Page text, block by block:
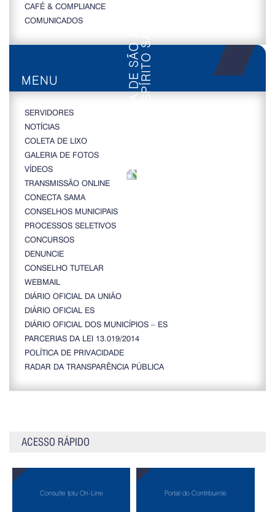
CAFÉ & COMPLIANCE
COMUNICADOS
MENU
SERVIDORES
NOTÍCIAS
COLETA DE LIXO
GALERIA DE FOTOS
VÍDEOS
TRANSMISSÃO ONLINE
CONECTA SAMA
CONSELHOS MUNICIPAIS
PROCESSOS SELETIVOS
CONCURSOS
DENUNCIE
CONSELHO TUTELAR
WEBMAIL
DIÁRIO OFICIAL DA UNIÃO
DIÁRIO OFICIAL ES
DIÁRIO OFICIAL DOS MUNICÍPIOS – ES
PARCERIAS DA LEI 13.019/2014
POLÍTICA DE PRIVACIDADE
RADAR DA TRANSPARÊNCIA PÚBLICA
ACESSO RÁPIDO
Consulte Iptu On-Line Portal do Contribuinte